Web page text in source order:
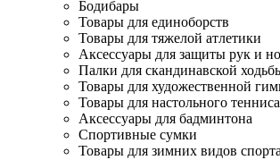
Бодибары
Товары для единоборств
Товары для тяжелой атлетики
Аксессуары для защиты рук и
Палки для скандинавской
Товары для художественной
Товары для настольного тенниса
Аксессуары для бадминтона
Спортивные сумки
Товары для зимних видов спорта